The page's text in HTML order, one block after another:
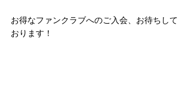
お得なファンクラブへのご入会、お待ちして
おります！